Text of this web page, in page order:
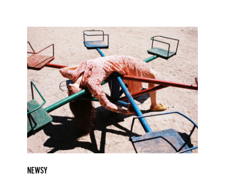
(nie)dopasowane.
Wystawa
zdjęć
Łukasza
Wierzbowskiego
w
stołecznym
Instytucie
Fotografii
Fort
NEWSY